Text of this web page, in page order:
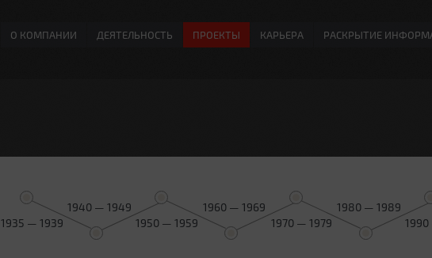
О КОМПАНИИ ДЕЯТЕЛЬНОСТЬ ПРОЕКТЫ КАРЬЕРА РАСКРЫТИЕ
1935 — 1939
1940 — 1949
1950 — 1959
1960 — 1969
1970 — 1979
1980 — 1989